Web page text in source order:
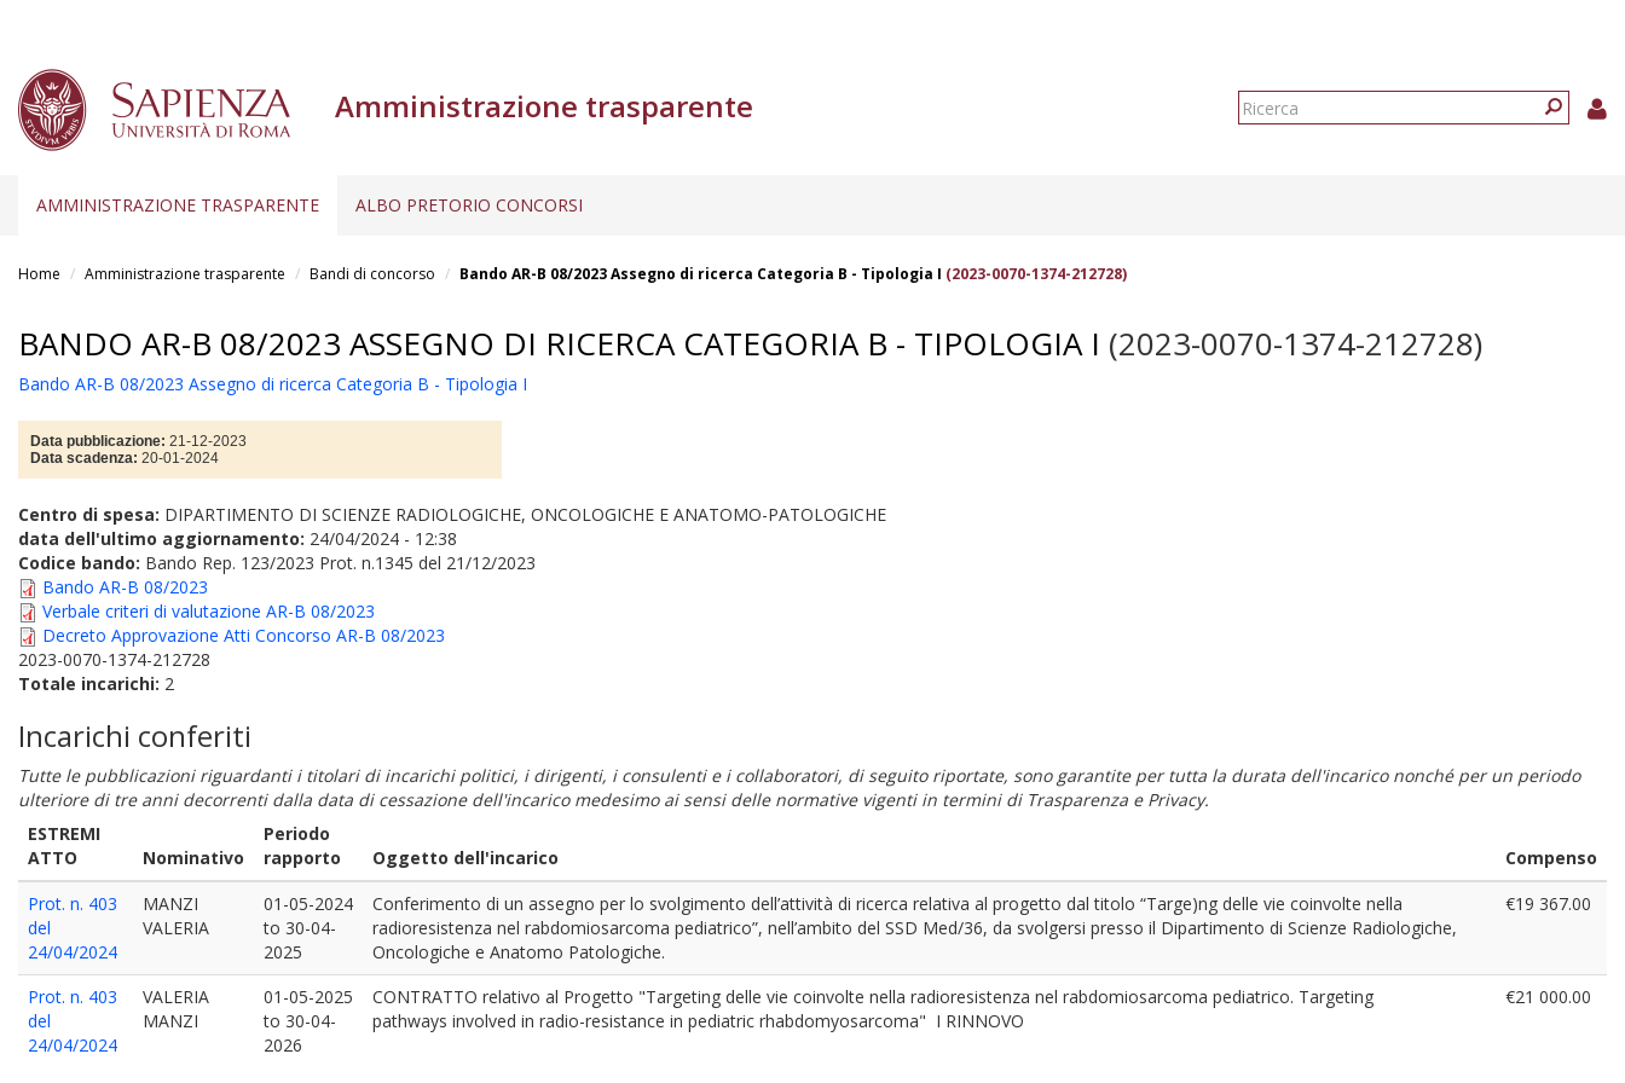
Amministrazione trasparente
Form
AMMINISTRAZIONE TRASPARENTE ALBO PRETORIO CONCORSI
Home Amministrazione trasparente Bandi di concorso Bando AR-B 08/2023 Assegno di ricerca Categoria B - Tipologia I (2023-0070-1374-212728)
BANDO AR-B 08/2023 ASSEGNO DI RICERCA CATEGORIA B - TIPOLOGIA I (2023-0070-1374-212728)
Bando AR-B 08/2023 Assegno di ricerca Categoria B - Tipologia I
Data pubblicazione: 21-12-2023
Data scadenza: 20-01-2024
Centro di spesa: DIPARTIMENTO DI SCIENZE RADIOLOGICHE, ONCOLOGICHE E ANATOMO-PATOLOGICHE
data dell'ultimo aggiornamento: 24/04/2024 - 12:38
Codice bando: Bando Rep. 123/2023 Prot. n.1345 del 21/12/2023
Bando AR-B 08/2023
Verbale criteri di valutazione AR-B 08/2023
Decreto Approvazione Atti Concorso AR-B 08/2023
2023-0070-1374-212728
Totale incarichi: 2
Incarichi conferiti
Tutte le pubblicazioni riguardanti i titolari di incarichi politici, i dirigenti, i consulenti e i collaboratori, di seguito riportate, sono garantite per tutta la durata dell'incarico nonché per un periodo
ulteriore di tre anni decorrenti dalla data di cessazione dell'incarico medesimo ai sensi delle normative vigenti in termini di Trasparenza e Privacy.
ESTREMI
ATTO
Nominativo
Periodo
rapporto
Oggetto dell'incarico
Compenso
Prot. n. 403
del
24/04/2024
MANZI
VALERIA
01-05-2024
to 30-04-
2025
Conferimento di un assegno per lo svolgimento dell’attività di ricerca relativa al progetto dal titolo “Targe)ng delle vie coinvolte nella
radioresistenza nel rabdomiosarcoma pediatrico”, nell’ambito del SSD Med/36, da svolgersi presso il Dipartimento di Scienze Radiologiche,
Oncologiche e Anatomo Patologiche.
€19 367.00
Prot. n. 403
del
24/04/2024
VALERIA
MANZI
01-05-2025
to 30-04-
2026
CONTRATTO relativo al Progetto "Targeting delle vie coinvolte nella radioresistenza nel rabdomiosarcoma pediatrico. Targeting
pathways involved in radio-resistance in pediatric rhabdomyosarcoma" I RINNOVO
€21 000.00